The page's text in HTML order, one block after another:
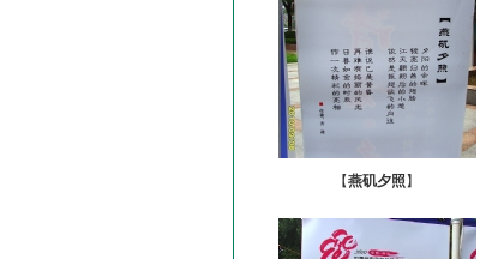
【燕矶夕照 】